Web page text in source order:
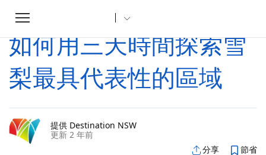
Toggle
navigation
家
如何用三天時間探索雪
梨最具代表性的區域
提供 Destination NSW
更新 2 年前
分享 節省